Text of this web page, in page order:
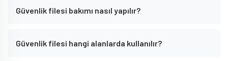
Güvenlik filesi bakımı nasıl yapılır?
Güvenlik filesi hangi alanlarda kullanılır?